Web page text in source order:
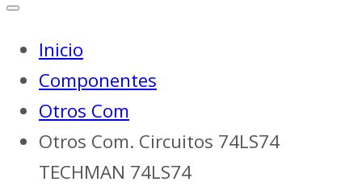
Inicio
Componentes
Otros Com
Otros Com. Circuitos 74LS74
TECHMAN 74LS74